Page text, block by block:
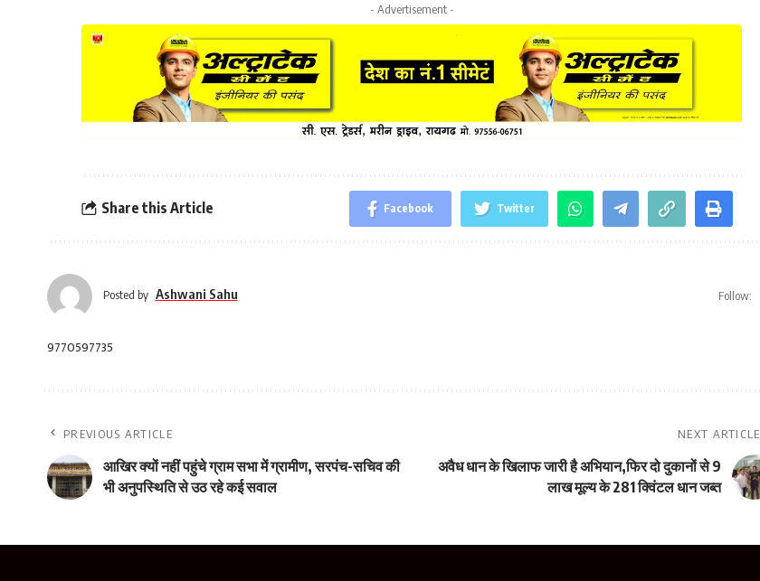
- Advertisement -
Share this Article Facebook Twitter
Posted by Ashwani Sahu Follow:
9770597735
PREVIOUS ARTICLE
आखिर क्यों नहीं पहुंचे ग्राम सभा में ग्रामीण, सरपंच-सचिव की
भी अनुपस्थिति से उठ रहे कई सवाल
NEXT ARTICLE
अवैध धान के खिलाफ जारी है अभियान,फिर दो दुकानों से 9
लाख मूल्य के 281 क्विंटल धान जब्त